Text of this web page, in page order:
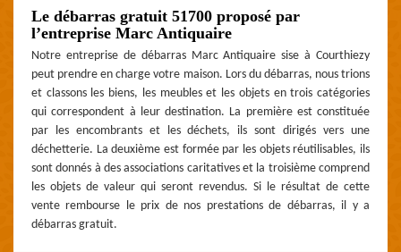
Le débarras gratuit 51700 proposé par
l’entreprise Marc Antiquaire
Notre entreprise de débarras Marc Antiquaire sise à Courthiezy
peut prendre en charge votre maison. Lors du débarras, nous trions
et classons les biens, les meubles et les objets en trois catégories
qui correspondent à leur destination. La première est constituée
par les encombrants et les déchets, ils sont dirigés vers une
déchetterie. La deuxième est formée par les objets réutilisables, ils
sont donnés à des associations caritatives et la troisième comprend
les objets de valeur qui seront revendus. Si le résultat de cette
vente rembourse le prix de nos prestations de débarras, il y a
débarras gratuit.